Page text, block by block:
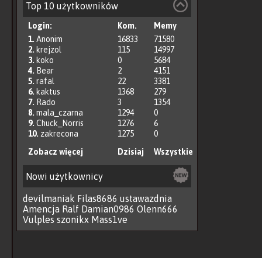
Top 10 użytkowników
Login: Kom.
Memy
1. Anonim 16833
71580
2. krejzol 115
14997
3. koko 0
5684
4. Bear 2
4151
5. rafal 22
3381
6. kaktus 1368
279
7. Rado 3
1354
8. mala_czarna 1294
0
9. Chuck_Norris 1276
6
10. zakrecona 1275
0
Zobacz więcej
Dzisiaj Wszystkie
Nowi użytkownicy
devilmaniak Filas8686 ustawazdnia
Amencja Ralf Damian0986 Olenn666
Vulples szonikx Mass1ve